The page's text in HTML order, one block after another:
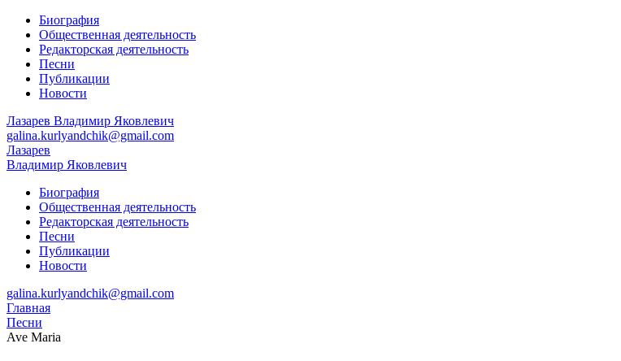
Биография
Общественная деятельность
Редакторская деятельность
Песни
Публикации
Новости
Лазарев Владимир Яковлевич
galina.kurlyandchik@gmail.com
Лазарев
Владимир Яковлевич
Биография
Общественная деятельность
Редакторская деятельность
Песни
Публикации
Новости
galina.kurlyandchik@gmail.com
Главная
Песни
Ave Maria